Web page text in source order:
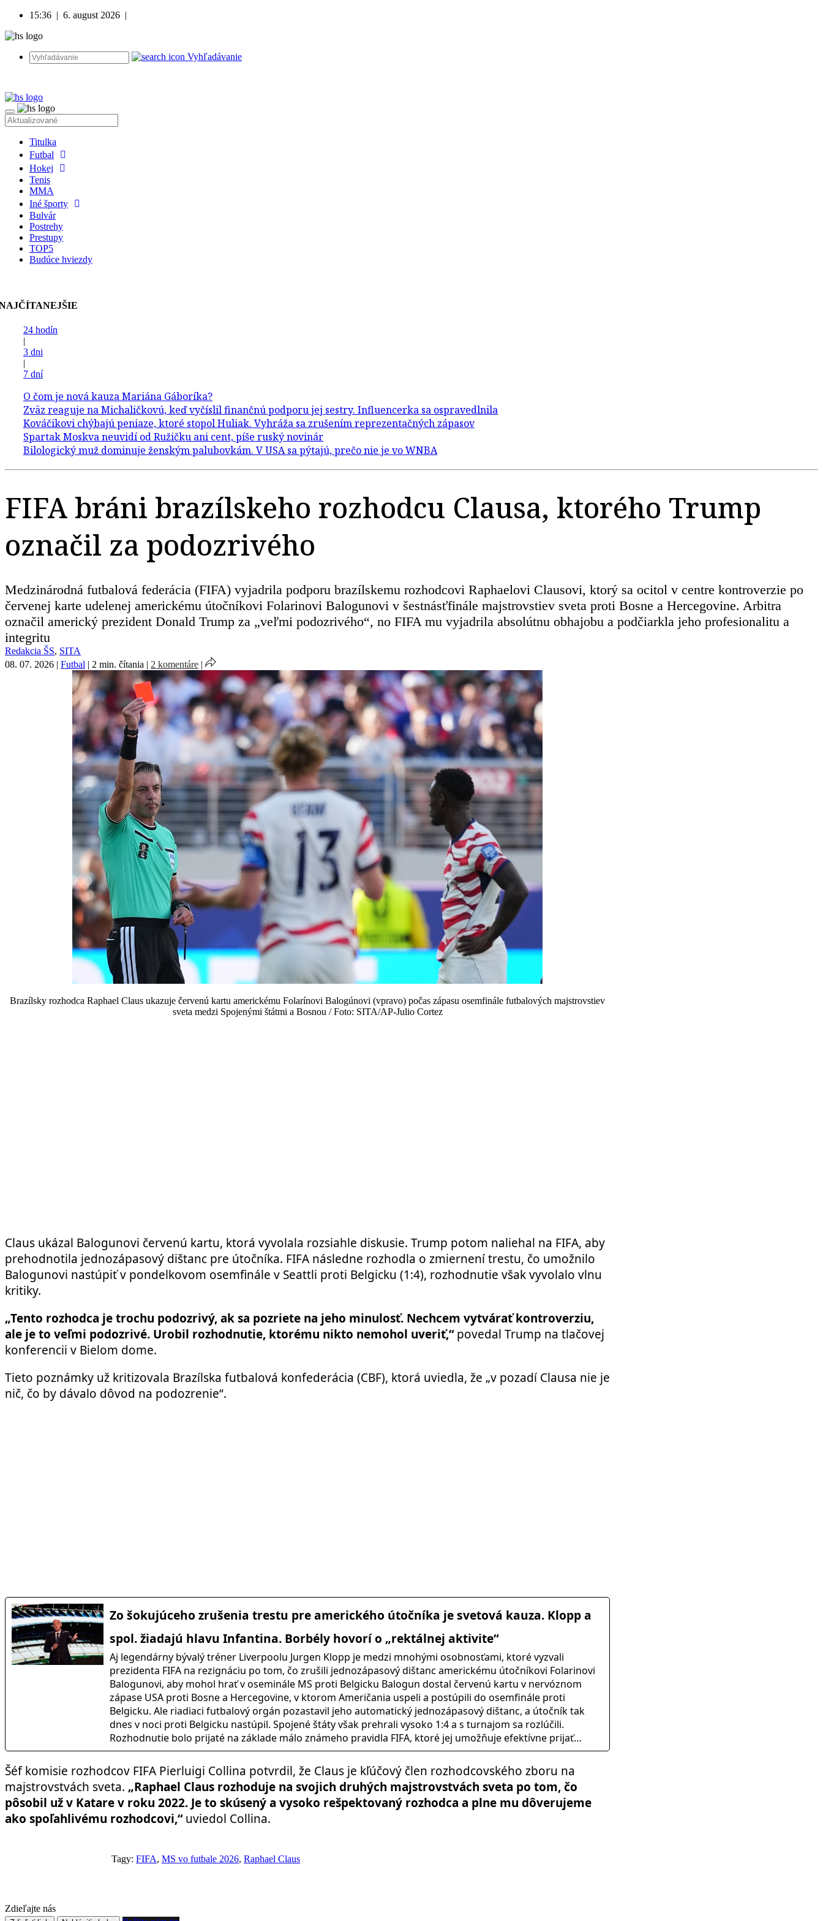
15:36 | 6. august 2026 |
Vyhľadávanie
Titulka
Futbal
Hokej
Tenis
MMA
Iné športy
Bulvár
Postrehy
Prestupy
TOP5
Budúce hviezdy
24 hodín
|
3 dni
|
7 dní
FIFA bráni brazílskeho rozhodcu Clausa, ktorého Trump
označil za podozrivého
Medzinárodná futbalová federácia (FIFA) vyjadrila podporu brazílskemu rozhodcovi Raphaelovi Clausovi, ktorý sa ocitol v centre kontroverzie po
červenej karte udelenej americkému útočníkovi Folarinovi Balogunovi v šestnásťfinále majstrovstiev sveta proti Bosne a Hercegovine. Arbitra
označil americký prezident Donald Trump za „veľmi podozrivého“, no FIFA mu vyjadrila absolútnu obhajobu a podčiarkla jeho profesionalitu a
integritu
Redakcia ŠS, SITA
08. 07. 2026 | Futbal | 2 min. čítania | 2 komentáre |
Brazílsky rozhodca Raphael Claus ukazuje červenú kartu americkému Folarínovi Balogúnovi (vpravo) počas zápasu osemfinále futbalových majstrovstiev
sveta medzi Spojenými štátmi a Bosnou / Foto: SITA/AP-Julio Cortez
Claus ukázal Balogunovi červenú kartu, ktorá vyvolala rozsiahle diskusie. Trump potom naliehal na FIFA, aby
prehodnotila jednozápasový dištanc pre útočníka. FIFA následne rozhodla o zmiernení trestu, čo umožnilo
Balogunovi nastúpiť v pondelkovom osemfinále v Seattli proti Belgicku (1:4), rozhodnutie však vyvolalo vlnu
kritiky.
„Tento rozhodca je trochu podozrivý, ak sa pozriete na jeho minulosť. Nechcem vytvárať kontroverziu,
ale je to veľmi podozrivé. Urobil rozhodnutie, ktorému nikto nemohol uveriť,“povedal Trump na tlačovej
konferencii v Bielom dome.
Tieto poznámky už kritizovala Brazílska futbalová konfederácia (CBF), ktorá uviedla, že „v pozadí Clausa nie je
nič, čo by dávalo dôvod na podozrenie“.
Zo šokujúceho zrušenia trestu pre amerického útočníka je svetová kauza. Klopp a
spol. žiadajú hlavu Infantina. Borbély hovorí o „rektálnej aktivite“
Aj legendárny bývalý tréner Liverpoolu Jurgen Klopp je medzi mnohými osobnosťami, ktoré vyzvali
prezidenta FIFA na rezignáciu po tom, čo zrušili jednozápasový dištanc americkému útočníkovi Folarinovi
Balogunovi, aby mohol hrať v oseminále MS proti Belgicku Balogun dostal červenú kartu v nervóznom
zápase USA proti Bosne a Hercegovine, v ktorom Američania uspeli a postúpili do osemfinále proti
Belgicku. Ale riadiaci futbalový orgán pozastavil jeho automatický jednozápasový dištanc, a útočník tak
dnes v noci proti Belgicku nastúpil. Spojené štáty však prehrali vysoko 1:4 a s turnajom sa rozlúčili.
Rozhodnutie bolo prijaté na základe málo známeho pravidla FIFA, ktoré jej umožňuje efektívne prijať…
Šéf komisie rozhodcov FIFA Pierluigi Collina potvrdil, že Claus je kľúčový člen rozhodcovského zboru na
majstrovstvách sveta. „Raphael Claus rozhoduje na svojich druhých majstrovstvách sveta po tom, čo
pôsobil už v Katare v roku 2022. Je to skúsený a vysoko rešpektovaný rozhodca a plne mu dôverujeme
ako spoľahlivému rozhodcovi,“uviedol Collina.
Tagy: FIFA, MS vo futbale 2026, Raphael Claus
Zdieľajte nás